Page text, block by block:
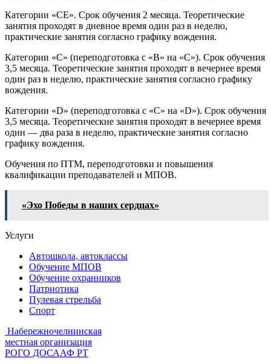
Категории «СЕ». Срок обучения 2 месяца. Теоретические
занятия проходят в дневное время один раз в неделю,
практические занятия согласно графику вождения.
Категории «С» (переподготовка с «В» на «С»). Срок обучения
3,5 месяца. Теоретические занятия проходят в вечернее время
один раз в неделю, практические занятия согласно графику
вождения.
Категории «D» (переподготовка с «С» на «D»). Срок обучения
3,5 месяца. Теоретические занятия проходят в вечернее время
один — два раза в неделю, практические занятия согласно
графику вождения.
Обучения по ПТМ, переподготовки и повышения
квалификации преподавателей и МПОВ.
«Эхо Победы в наших сердцах»
Услуги
Автошкола, автоклассы
Обучение МПОВ
Обучение охранников
Патриотика
Пулевая стрельба
Спорт
Набережночелнинская
местная организация
РОГО ДОСААФ РТ